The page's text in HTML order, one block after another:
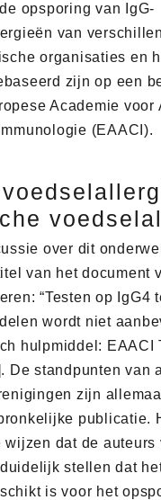
opsporing van IgG-
van
organisaties en
zijn op een
Academie voor
(EAACI).
over dit
van het document
“Testen op IgG4
wordt niet
hulpmiddel: EAACI
De standpunten van
zijn
publicatie.
wijzen dat de auteurs
stellen dat
is voor het